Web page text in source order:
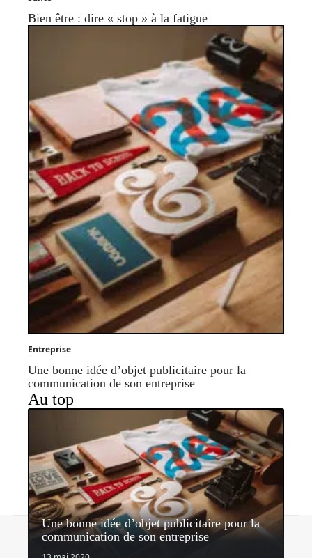
Bien être : dire « stop » à la fatigue
Entreprise
Une bonne idée d’objet publicitaire pour la
communication de son entreprise
Au top
Une bonne idée d’objet publicitaire pour la
communication de son entreprise
Contact Mentions légales Sitemap